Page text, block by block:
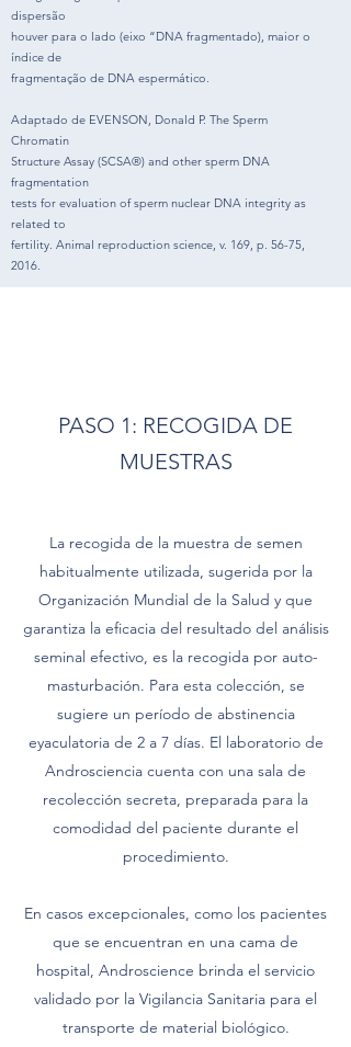
dispersão
houver para o lado (eixo “DNA fragmentado), maior o
índice de
fragmentação de DNA espermático.
Adaptado de EVENSON, Donald P. The Sperm
Chromatin
Structure Assay (SCSA®) and other sperm DNA
fragmentation
tests for evaluation of sperm nuclear DNA integrity as
related to
fertility. Animal reproduction science, v. 169, p. 56-75,
2016.
PASO 1: RECOGIDA DE
MUESTRAS
La recogida de la muestra de semen
habitualmente utilizada, sugerida por la
Organización Mundial de la Salud y que
garantiza la eficacia del resultado del análisis
seminal efectivo, es la recogida por auto-
masturbación. Para esta colección, se
sugiere un período de abstinencia
eyaculatoria de 2 a 7 días. El laboratorio de
Androsciencia cuenta con una sala de
recolección secreta, preparada para la
comodidad del paciente durante el
procedimiento.
En casos excepcionales, como los pacientes
que se encuentran en una cama de
hospital, Androscience brinda el servicio
validado por la Vigilancia Sanitaria para el
transporte de material biológico.